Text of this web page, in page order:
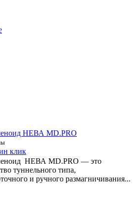
НЕВА MD.PRO
клик
НЕВА MD.PRO — это
туннельного типа,
и ручного размагничивания...